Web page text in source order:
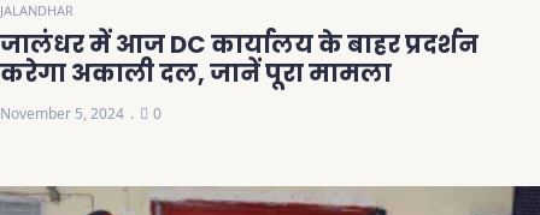
JALANDHAR
जालंधर में आज DC कार्यालय के बाहर प्रदर्शन
करेगा अकाली दल, जानें पूरा मामला
November 5, 2024 0